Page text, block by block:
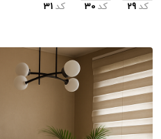
کد 29 کد 30 کد 31